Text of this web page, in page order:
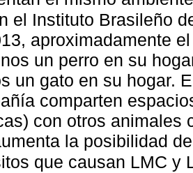
el Instituto Brasileño
aproximadamente
un perro en su
un gato en su hogar.
comparten
con otros animales
la posibilidad
que causan LMC y